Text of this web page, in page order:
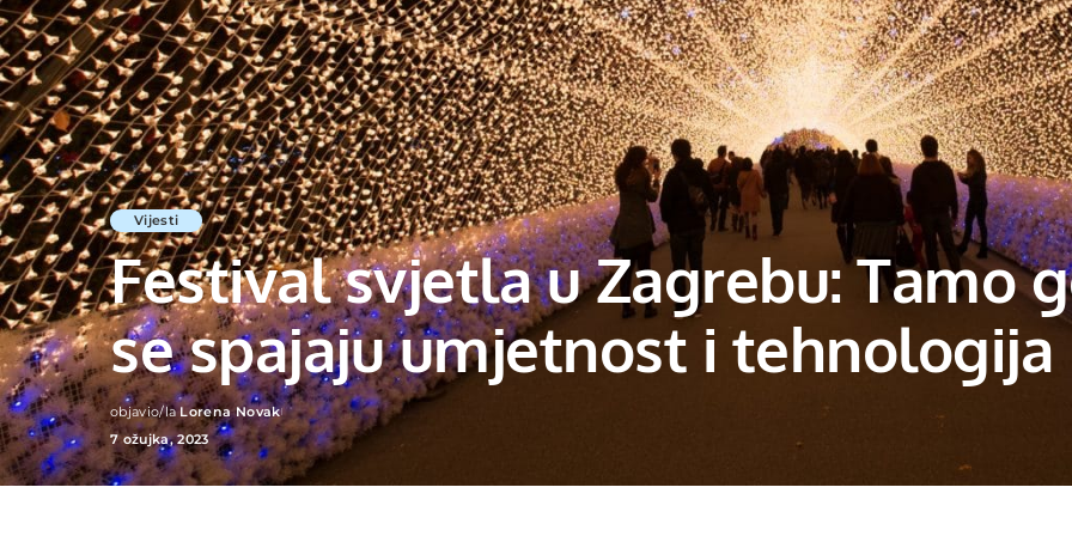
Vijesti
Festival svjetla u Zagrebu: Tamo
se spajaju umjetnost i tehnologija
Posted
by
objavio/la Lorena Novak
7 ožujka, 2023